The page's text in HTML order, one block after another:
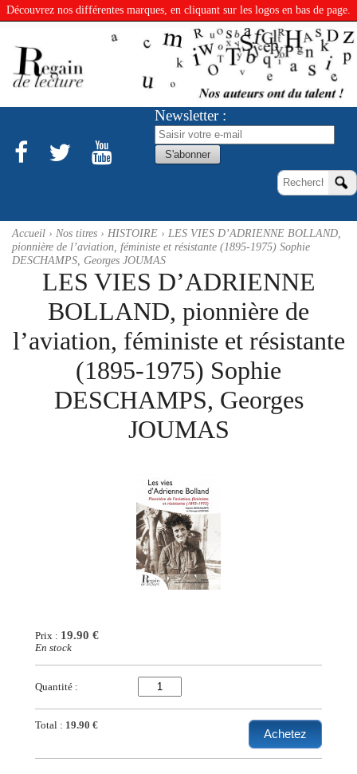
Découvrez nos différentes marques, en cliquant sur les logos en bas de page.
Newsletter :
Accueil › Nos titres › HISTOIRE › LES VIES D’ADRIENNE BOLLAND,
pionnière de l’aviation, féministe et résistante (1895-1975) Sophie
DESCHAMPS, Georges JOUMAS
LES VIES D’ADRIENNE
BOLLAND, pionnière de
l’aviation, féministe et résistante
(1895-1975) Sophie
DESCHAMPS, Georges
JOUMAS
Prix : 19.90 €
En stock
Quantité :
Achetez
Total : 19.90 €